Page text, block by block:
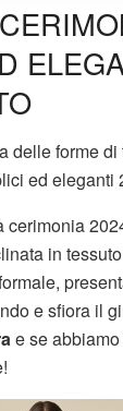
delle forme
ed eleganti
in
e sfiora il
e se